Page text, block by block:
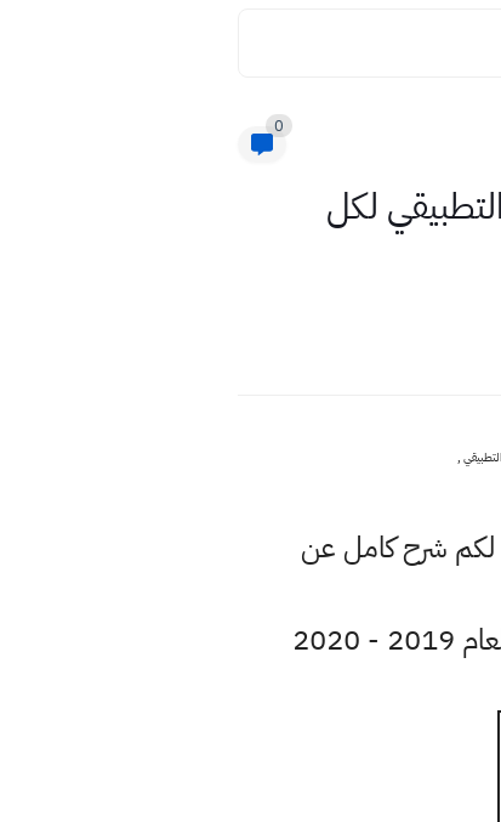
0
لكل
,
لكم شرح كامل عن